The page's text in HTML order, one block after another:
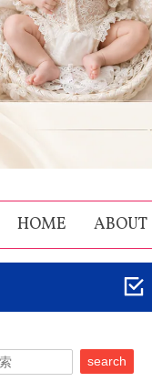
HOME ABOUT
search